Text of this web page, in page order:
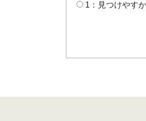
1：見つけやす